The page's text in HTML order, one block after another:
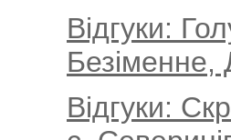
Відгуки:
Безіменне,
Відгуки: